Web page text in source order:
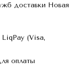
доставки Новая
LiqPay (Visa,
оплаты